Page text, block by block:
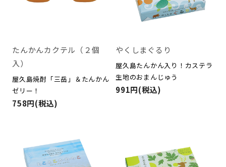
たんかんカクテル（２個
入）
屋久島焼酎「三岳」＆たんかん
ゼリー！
758円(税込)
やくしまぐるり
屋久島たんかん入り！カステラ
生地のおまんじゅう
991円(税込)